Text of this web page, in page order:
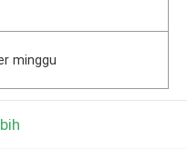
minggu